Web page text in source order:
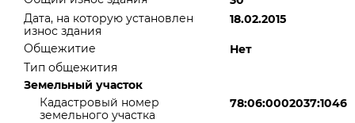
Дата, на которую установлен
износ здания
18.02.2015
Общежитие
Нет
Тип общежития
Земельный участок
Кадастровый номер
земельного участка
78:06:0002037:1046